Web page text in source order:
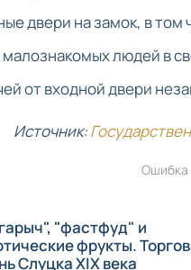
двери на замок, в том
людей в
от входной двери
Источник:
Ошибка
"фастфуд" и
фрукты.
Слуцка XIX века